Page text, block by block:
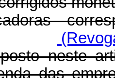
neste
das